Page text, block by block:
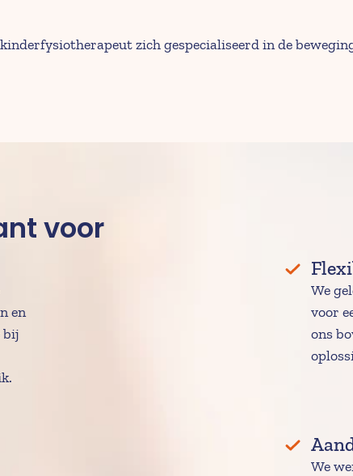
zich gespecialiseerd in de
voor
en
bij
We
voor
ons
We